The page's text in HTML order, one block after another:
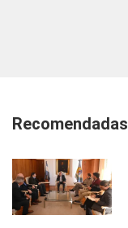
Recomendadas